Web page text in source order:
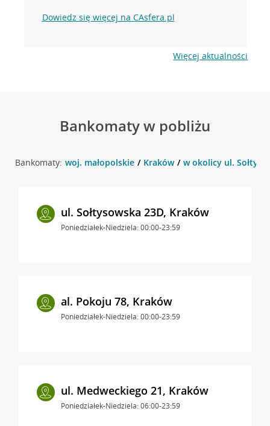
Dowiedz się więcej na CAsfera.pl
Więcej aktualności
Bankomaty w pobliżu
Bankomaty: woj. małopolskie Kraków w okolicy ul.
ul. Sołtysowska 23D, Kraków
Poniedziałek-Niedziela: 00:00-23:59
al. Pokoju 78, Kraków
Poniedziałek-Niedziela: 00:00-23:59
ul. Medweckiego 21, Kraków
Poniedziałek-Niedziela: 06:00-23:59